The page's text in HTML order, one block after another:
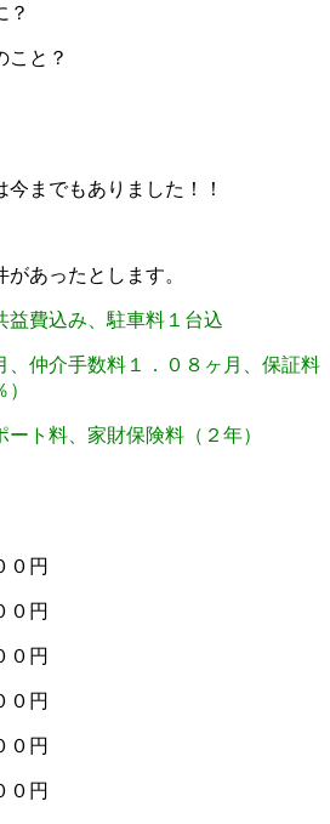
？
こと？
までもありました！！
あったとします。
益費込み、駐車料１台込
、仲介手数料１．０８ヶ月、保証料
ト料、家財保険料（２年）
円
円
円
０円
円
０円